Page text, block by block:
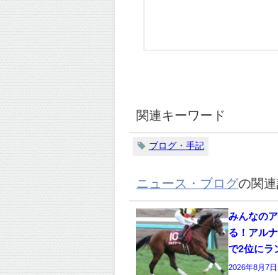
関連キーワード
ブログ・手記
ニュース・ブログの関
みんなの
る！アル
で2位にラ
2026年8月7日